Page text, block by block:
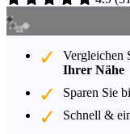
Vergleichen
Ihrer Nähe
Sparen Sie
Schnell &